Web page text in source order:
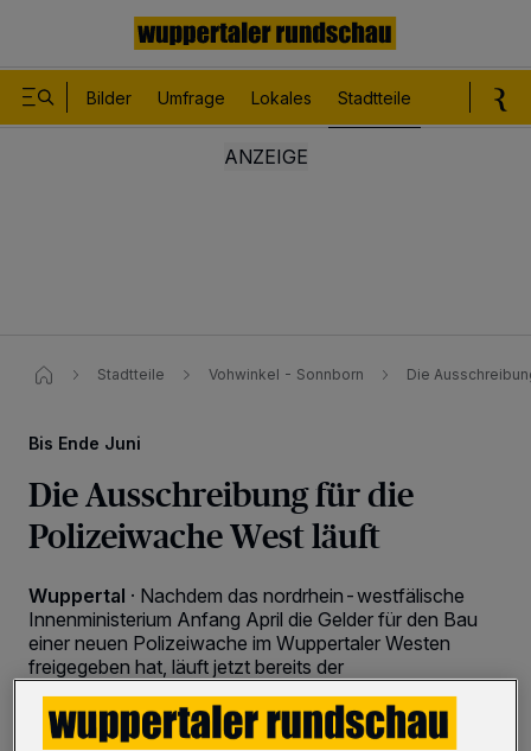
Bilder Umfrage Lokales Stadtteile
Stadtteile Vohwinkel - Sonnborn Die
Bis Ende Juni
Die Ausschreibung für die
Polizeiwache West läuft
Wuppertal · Nachdem das nordrhein-westfälische
Innenministerium Anfang April die Gelder für den Bau
einer neuen Polizeiwache im Wuppertaler Westen
freigegeben hat, läuft jetzt bereits der
Teilnahmewettbewerb im Rahmen des europaweiten
Vergabeverfahrens. Die Details der Ausschreibung
machen die beachtliche Dimension des Projektes